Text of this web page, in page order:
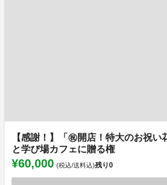
【感謝！】「㊗️開店！特大のお祝い
と学び場カフェに贈る権
¥60,000 (税込/送料込)残り0